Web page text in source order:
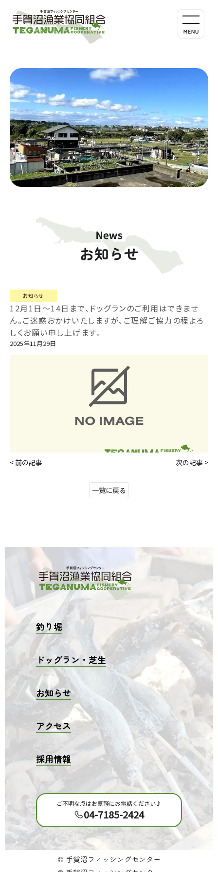
お知らせ
12月1日～14日まで、ドッグランのご利用はできませ
ん。ご迷惑おかけいたしますが、ご理解ご協力の程よろ
しくお願い申し上げます。
2025年11月29日
< 前の記事 次の記事 >
一覧に戻る
釣り堀
ドッグラン・芝生
お知らせ
アクセス
採用情報
ご不明な点はお気軽にお電話ください♪
04-7185-2424
© 手賀沼フィッシングセンター